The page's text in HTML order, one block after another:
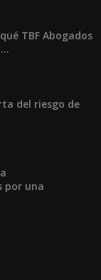
TBF Abogados
del riesgo de
por una